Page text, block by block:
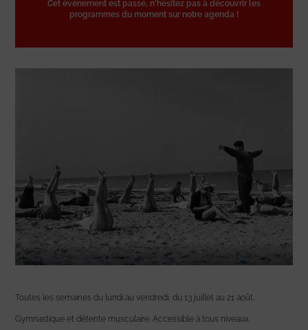
Cet événement est passé, n'hésitez pas à découvrir les
programmes du moment sur notre agenda !
Toutes les semaines du lundi au vendredi, du 13 juillet au 21 août.
Gymnastique et détente musculaire. Accessible à tous niveaux.